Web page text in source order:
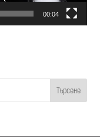
00:04